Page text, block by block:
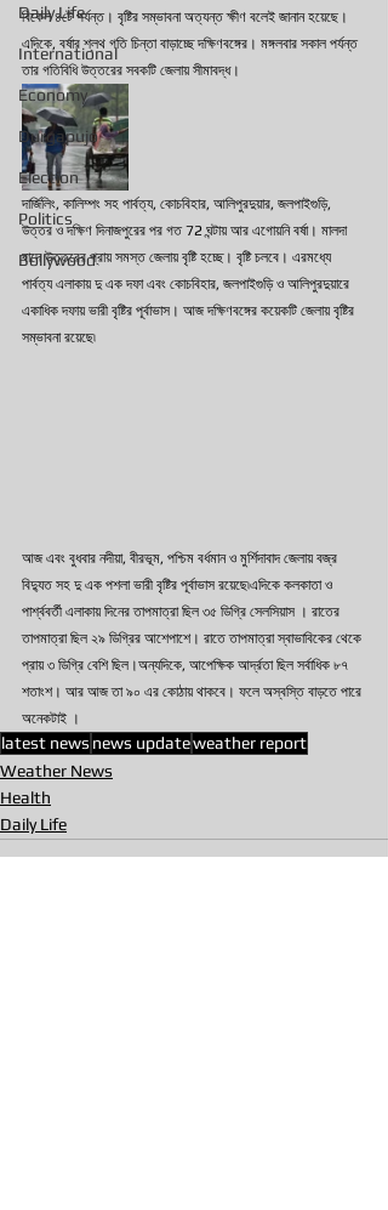
Daily Life
International
Economy
Durgapujo
Election
Politics
Bollywood
বিকেল ৪টে পর্যন্ত। বৃষ্টির সম্ভাবনা অত্যন্ত ক্ষীণ বলেই জানান হয়েছে।
এদিকে, বর্ষার শ্লথ গতি চিন্তা বাড়াচ্ছে দক্ষিণবঙ্গের। মঙ্গলবার সকাল পর্যন্ত
তার গতিবিধি উত্তরের সবকটি জেলায় সীমাবদ্ধ।
দার্জিলিং, কালিম্পং সহ পার্বত্য, কোচবিহার, আলিপুরদুয়ার, জলপাইগুড়ি,
উত্তর ও দক্ষিণ দিনাজপুরের পর গত 72 ঘন্টায় আর এগোয়নি বর্ষা। মালদা
বাদে উত্তরের প্রায় সমস্ত জেলায় বৃষ্টি হচ্ছে। বৃষ্টি চলবে। এরমধ্যে
পার্বত্য এলাকায় দু এক দফা এবং কোচবিহার, জলপাইগুড়ি ও আলিপুরদুয়ারে
একাধিক দফায় ভারী বৃষ্টির পূর্বাভাস। আজ দক্ষিণবঙ্গের কয়েকটি জেলায় বৃষ্টির
সম্ভাবনা রয়েছে৷
আজ এবং বুধবার নদীয়া, বীরভূম, পশ্চিম বর্ধমান ও মুর্শিদাবাদ জেলায় বজ্র
বিদ্যুত সহ দু এক পশলা ভারী বৃষ্টির পূর্বাভাস রয়েছে৷এদিকে কলকাতা ও
পার্শ্ববর্তী এলাকায় দিনের তাপমাত্রা ছিল ৩৫ ডিগ্রি সেলসিয়াস । রাতের
তাপমাত্রা ছিল ২৯ ডিগ্রির আশেপাশে। রাতে তাপমাত্রা স্বাভাবিকের থেকে
প্রায় ৩ ডিগ্রি বেশি ছিল।অন্যদিকে, আপেক্ষিক আর্দ্রতা ছিল সর্বাধিক ৮৭
শতাংশ। আর আজ তা ৯০ এর কোঠায় থাকবে। ফলে অস্বস্তি বাড়তে পারে
অনেকটাই ।
latest news news updateweather report
Weather News
Health
Daily Life